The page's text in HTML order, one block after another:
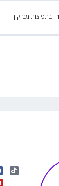
בתפוצות מבדקון
T
i